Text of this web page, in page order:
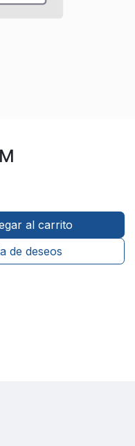
al carrito
de deseos